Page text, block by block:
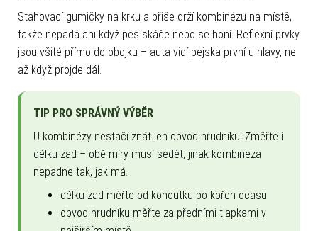
Stahovací gumičky na krku a břiše drží kombinézu na místě,
takže nepadá ani když pes skáče nebo se honí. Reflexní prvky
jsou všité přímo do obojku – auta vidí pejska první u hlavy, ne
až když projde dál.
TIP PRO SPRÁVNÝ VÝBĚR
U kombinézy nestačí znát jen obvod hrudníku! Změřte i
délku zad – obě míry musí sedět, jinak kombinéza
nepadne tak, jak má.
délku zad měřte od kohoutku po kořen ocasu
obvod hrudníku měřte za předními tlapkami v